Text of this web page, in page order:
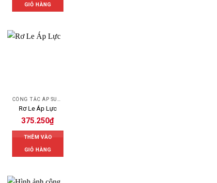
GIỎ HÀNG
Rơ Le Áp Lực
375.250₫
THÊM VÀO
GIỎ HÀNG